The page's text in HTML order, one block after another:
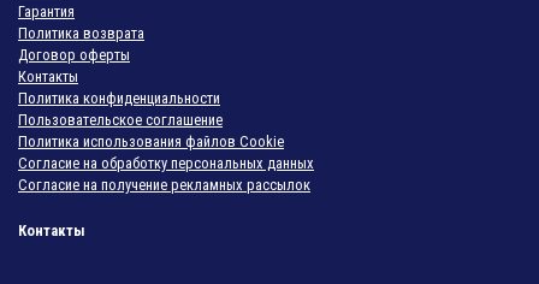
Гарантия
Политика возврата
Договор оферты
Контакты
Политика конфиденциальности
Пользовательское соглашение
Политика использования файлов Cookie
Согласие на обработку персональных данных
Согласие на получение рекламных рассылок
Контакты